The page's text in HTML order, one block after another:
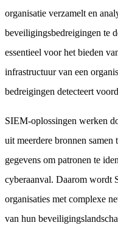
organisatie verzamelt en
beveiligingsbedreigingen te
essentieel voor het bieden
infrastructuur van een
bedreigingen detecteert
SIEM-oplossingen werken
uit meerdere bronnen samen
gegevens om patronen te
cyberaanval. Daarom wordt
organisaties met complexe
van hun